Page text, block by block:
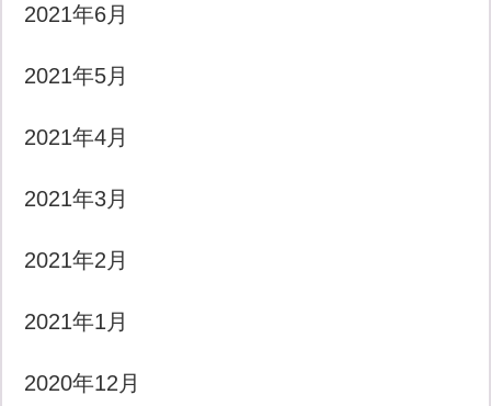
2021年6月
2021年5月
2021年4月
2021年3月
2021年2月
2021年1月
2020年12月